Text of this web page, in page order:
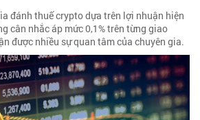
đánh thuế crypto dựa trên lợi nhuận hiện
cân nhắc áp mức 0,1% trên từng giao
được nhiều sự quan tâm của chuyên gia.